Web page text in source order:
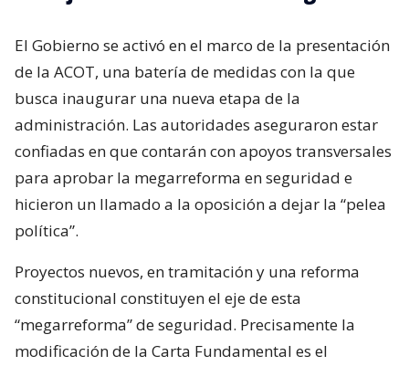
El Gobierno se activó en el marco de la presentación
de la ACOT, una batería de medidas con la que
busca inaugurar una nueva etapa de la
administración. Las autoridades aseguraron estar
confiadas en que contarán con apoyos transversales
para aprobar la megarreforma en seguridad e
hicieron un llamado a la oposición a dejar la “pelea
política”.
Proyectos nuevos, en tramitación y una reforma
constitucional constituyen el eje de esta
“megarreforma” de seguridad. Precisamente la
modificación de la Carta Fundamental es el